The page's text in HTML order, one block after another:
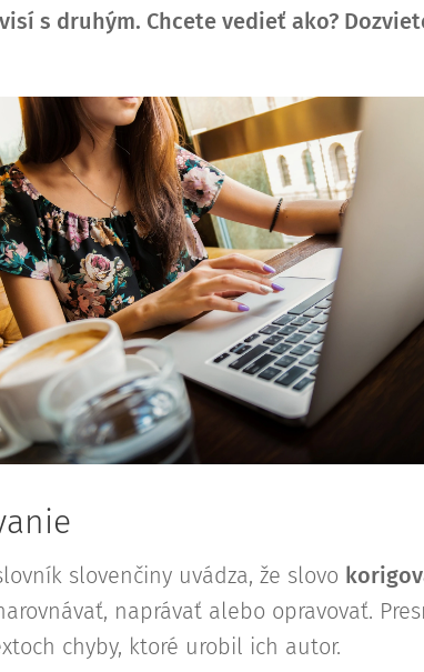
s druhým. Chcete vedieť ako?
slovenčiny uvádza, že slovo
naprávať alebo opravovať.
chyby, ktoré urobil ich autor.